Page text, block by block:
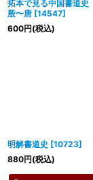
拓本で見る中国書道史
殷〜唐 [14547]
600円(税込)
明解書道史 [10723]
880円(税込)